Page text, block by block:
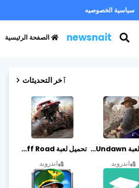
سياسية الخصوصيه
newsnait الصفحة الرئيسية
ٱخر التحديثات
تحميل لعبة Undawn مهكرة للأندرويد أخر إصدار | تحميل مباشر + موارد غير محدودة
اندرويد
تحميل لعبة Trucks Off Road مهكرة اخر اصدار
اندرويد